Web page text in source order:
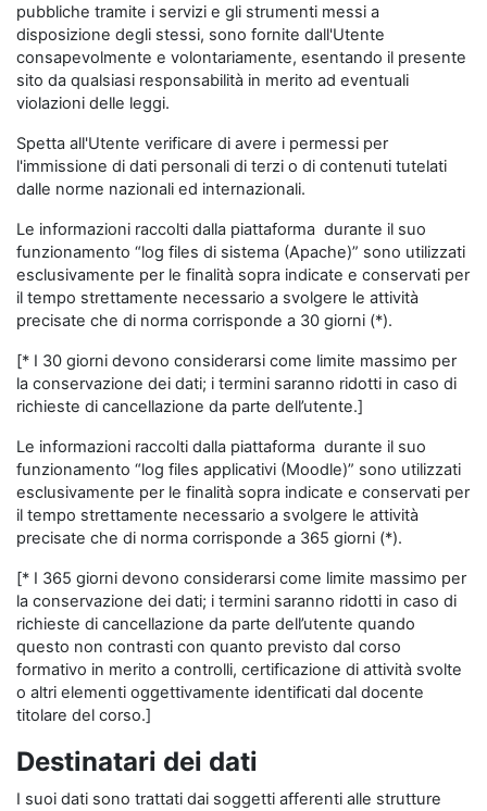
pubbliche tramite i servizi e gli strumenti messi a
disposizione degli stessi, sono fornite dall'Utente
consapevolmente e volontariamente, esentando il presente
sito da qualsiasi responsabilità in merito ad eventuali
violazioni delle leggi.
Spetta all'Utente verificare di avere i permessi per
l'immissione di dati personali di terzi o di contenuti tutelati
dalle norme nazionali ed internazionali.
Le informazioni raccolti dalla piattaforma durante il suo
funzionamento “log files di sistema (Apache)” sono utilizzati
esclusivamente per le finalità sopra indicate e conservati per
il tempo strettamente necessario a svolgere le attività
precisate che di norma corrisponde a 30 giorni (*).
[* I 30 giorni devono considerarsi come limite massimo per
la conservazione dei dati; i termini saranno ridotti in caso di
richieste di cancellazione da parte dell’utente.]
Le informazioni raccolti dalla piattaforma durante il suo
funzionamento “log files applicativi (Moodle)” sono utilizzati
esclusivamente per le finalità sopra indicate e conservati per
il tempo strettamente necessario a svolgere le attività
precisate che di norma corrisponde a 365 giorni (*).
[* I 365 giorni devono considerarsi come limite massimo per
la conservazione dei dati; i termini saranno ridotti in caso di
richieste di cancellazione da parte dell’utente quando
questo non contrasti con quanto previsto dal corso
formativo in merito a controlli, certificazione di attività svolte
o altri elementi oggettivamente identificati dal docente
titolare del corso.]
Destinatari dei dati
I suoi dati sono trattati dai soggetti afferenti alle strutture